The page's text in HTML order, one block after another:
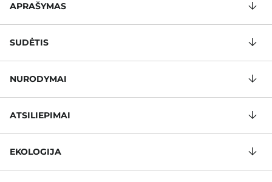
APRAŠYMAS
SUDĖTIS
NURODYMAI
ATSILIEPIMAI
EKOLOGIJA